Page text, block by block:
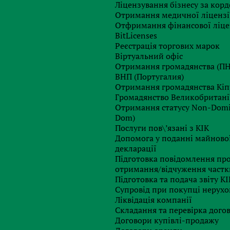
Ліцензування бізнесу за
Отримання медичної
Отфримання фінансової
BitLicenses
Реєстрація торгових марок
Віртуальний офіс
Отримання громадянства
ВНП (Португалия)
Отримання громадянства
Громадянство
Отримання статусу Non-
Dom)
Послуги пов\’язані з КІК
Допомога у поданні
декларації
Підготовка повідомлення про
отримання/відчуження
Підготовка та подача звіту
Супровід при покупці
Ліквідація компанії
Складання та перевірка
Договори купівлі-продажу
на інвестиційні рахунки, що
іноземної інвестиції та прибутків, доходів,
діяльності в Україні та ін.
здійснюватися відповідна фінансова операція, а
дії з боку банківської установи:
фінансової операції змістом діяльності її учасників;
доцільності (сенсу) фінансової операції;
фінансових можливостей проводити (ініціювати)
їх діяльності та ділової репутації;
до яких зокрема можуть бути віднесені: заробітна
продукції, надані послуги, виконані роботи, продаж
фінансової операції.
інформації, банківські установи мають право
також мережу Інтернет. Крім того, банківські установи